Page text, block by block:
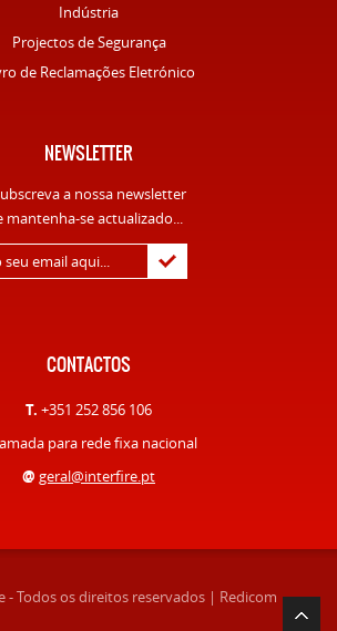
Indústria
Projectos de Segurança
de Reclamações Eletrónico
NEWSLETTER
a nossa newsletter
mantenha-se actualizado...
CONTACTOS
T. +351 252 856 106
para rede fixa nacional
@ geral@interfire.pt
Todos os direitos reservados | Redicom